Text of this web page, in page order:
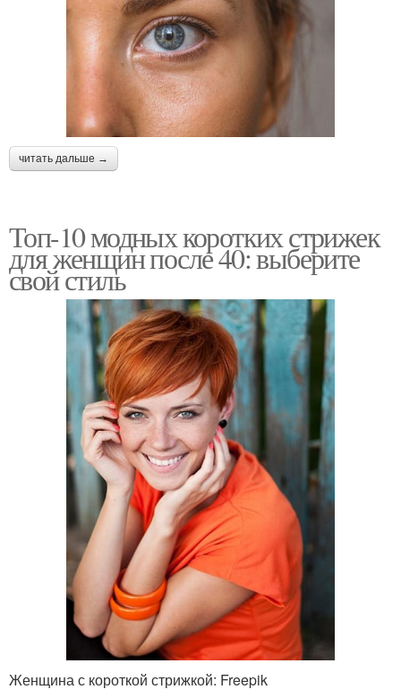
читать дальше →
Топ-10 модных коротких стрижек
для женщин после 40: выберите
свой стиль
Женщина с короткой стрижкой: Freepik